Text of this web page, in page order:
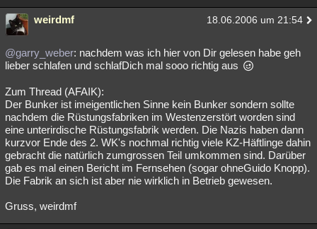
weirdmf 18.06.2006 um 21:54
@garry_weber: nachdem was ich hier von Dir gelesen habe geh
lieber schlafen und schlafDich mal sooo richtig aus
Zum Thread (AFAIK):
Der Bunker ist imeigentlichen Sinne kein Bunker sondern sollte
nachdem die Rüstungsfabriken im Westenzerstört worden sind
eine unterirdische Rüstungsfabrik werden. Die Nazis haben dann
kurzvor Ende des 2. WK's nochmal richtig viele KZ-Häftlinge dahin
gebracht die natürlich zumgrossen Teil umkommen sind. Darüber
gab es mal einen Bericht im Fernsehen (sogar ohneGuido Knopp).
Die Fabrik an sich ist aber nie wirklich in Betrieb gewesen.
Gruss, weirdmf